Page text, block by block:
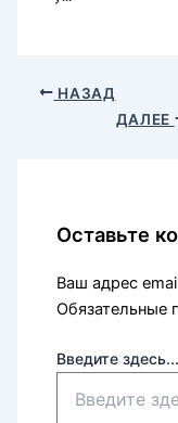
НАЗАД
ДАЛЕЕ
Оставьте
Ваш адрес
Обязательные
Введите здесь...